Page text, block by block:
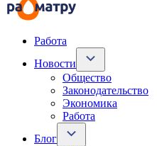
Работа
Новости
Общество
Законодательство
Экономика
Работа
Блог